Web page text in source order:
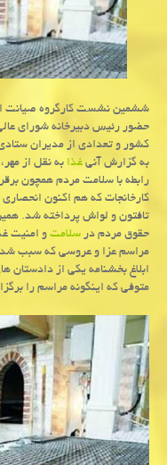
ششمین نشست كارگروه صیانت
حضور رئیس دبیرخانه شورای
كشور و تعدادی از مدیران
به گزارش آنیغذابه نقل از
رابطه با سلامت مردم همچون
کارخانجات که هم اکنون
تافتون و لواش پرداخته شد.
حقوق مردم درسلامتو امنیت
مراسم عزا و عروسی که سبب
ابلاغ بخشنامه یکی از
متوفی که اینگونه مراسم را